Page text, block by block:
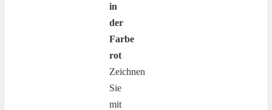
in
der
Farbe
rot
Zeichnen
Sie
mit